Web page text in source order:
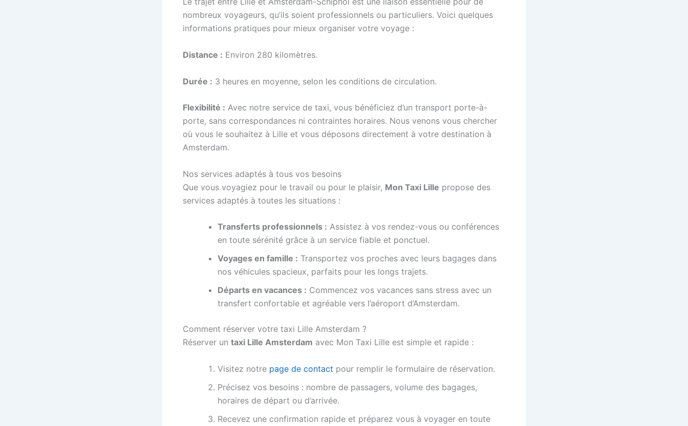
nombreux voyageurs, qu’ils soient professionnels ou particuliers. Voici quelques
informations pratiques pour mieux organiser votre voyage :
Distance : Environ 280 kilomètres.
Durée : 3 heures en moyenne, selon les conditions de circulation.
Flexibilité : Avec notre service de taxi, vous bénéficiez d’un transport porte-à-
porte, sans correspondances ni contraintes horaires. Nous venons vous chercher
où vous le souhaitez à Lille et vous déposons directement à votre destination à
Amsterdam.
Nos services adaptés à tous vos besoins
Que vous voyagiez pour le travail ou pour le plaisir, Mon Taxi Lille propose des
services adaptés à toutes les situations :
Transferts professionnels : Assistez à vos rendez-vous ou conférences
en toute sérénité grâce à un service fiable et ponctuel.
Voyages en famille : Transportez vos proches avec leurs bagages dans
nos véhicules spacieux, parfaits pour les longs trajets.
Départs en vacances : Commencez vos vacances sans stress avec un
transfert confortable et agréable vers l’aéroport d’Amsterdam.
Comment réserver votre taxi Lille Amsterdam ?
Réserver un taxi Lille Amsterdam avec Mon Taxi Lille est simple et rapide :
Visitez notre page de contact pour remplir le formulaire de réservation.
Précisez vos besoins : nombre de passagers, volume des bagages,
horaires de départ ou d’arrivée.
Recevez une confirmation rapide et préparez vous à voyager en toute